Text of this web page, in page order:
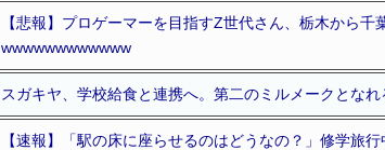
【悲報】プロゲーマーを目指すZ世代さん、栃木から
wwwwwwwwwwww
スガキヤ、学校給食と連携へ。第二のミルメークとなれ
【速報】「駅の床に座らせるのはどうなの？」修学旅